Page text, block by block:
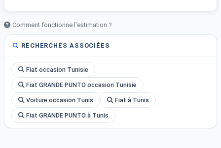
✅️Accoudoir central avant
Numéro : 93 526 421 ☎️
Prix ???? : 30 500 dt légèrement négociable
Comment fonctionne l'estimation ?
RECHERCHES ASSOCIÉES
Fiat occasion Tunisie
Fiat GRANDE PUNTO occasion Tunisie
Voiture occasion Tunis Fiat à Tunis
Fiat GRANDE PUNTO à Tunis